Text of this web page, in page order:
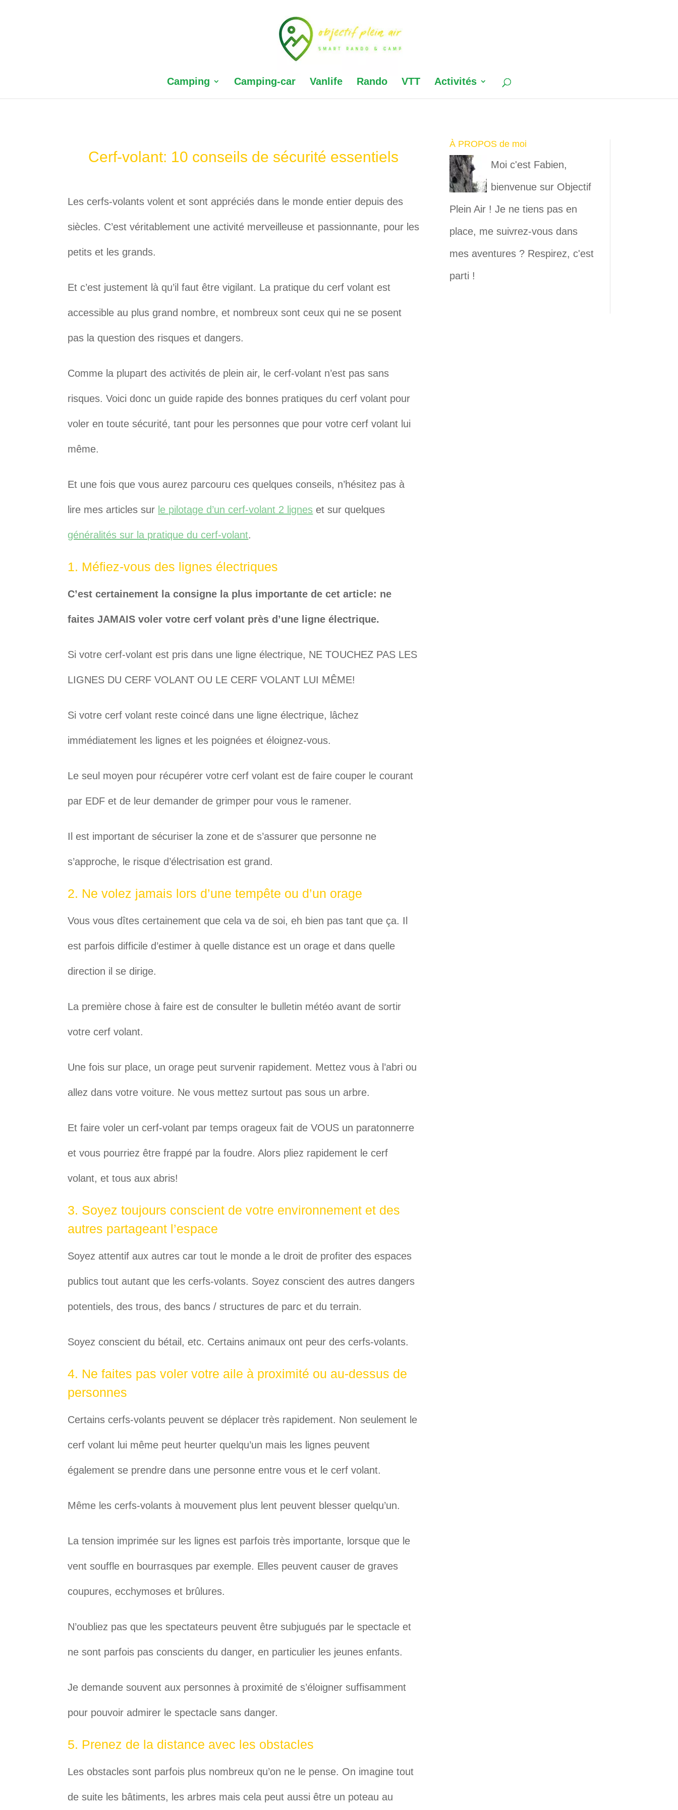
Camping Camping-car Vanlife Rando VTT Activités
Cerf-volant: 10 conseils de sécurité essentiels
Les cerfs-volants volent et sont appréciés dans le monde entier depuis des
siècles. C’est véritablement une activité merveilleuse et passionnante, pour les
petits et les grands.
Et c’est justement là qu’il faut être vigilant. La pratique du cerf volant est
accessible au plus grand nombre, et nombreux sont ceux qui ne se posent
pas la question des risques et dangers.
Comme la plupart des activités de plein air, le cerf-volant n’est pas sans
risques. Voici donc un guide rapide des bonnes pratiques du cerf volant pour
voler en toute sécurité, tant pour les personnes que pour votre cerf volant lui
même.
Et une fois que vous aurez parcouru ces quelques conseils, n’hésitez pas à
lire mes articles sur le pilotage d’un cerf-volant 2 lignes et sur quelques
généralités sur la pratique du cerf-volant.
1. Méfiez-vous des lignes électriques
C’est certainement la consigne la plus importante de cet article: ne
faites JAMAIS voler votre cerf volant près d’une ligne électrique.
Si votre cerf-volant est pris dans une ligne électrique, NE TOUCHEZ PAS LES
LIGNES DU CERF VOLANT OU LE CERF VOLANT LUI MÊME!
Si votre cerf volant reste coincé dans une ligne électrique, lâchez
immédiatement les lignes et les poignées et éloignez-vous.
Le seul moyen pour récupérer votre cerf volant est de faire couper le courant
par EDF et de leur demander de grimper pour vous le ramener.
Il est important de sécuriser la zone et de s’assurer que personne ne
s’approche, le risque d’électrisation est grand.
2. Ne volez jamais lors d’une tempête ou d’un orage
Vous vous dîtes certainement que cela va de soi, eh bien pas tant que ça. Il
est parfois difficile d’estimer à quelle distance est un orage et dans quelle
direction il se dirige.
La première chose à faire est de consulter le bulletin météo avant de sortir
votre cerf volant.
Une fois sur place, un orage peut survenir rapidement. Mettez vous à l’abri ou
allez dans votre voiture. Ne vous mettez surtout pas sous un arbre.
Et faire voler un cerf-volant par temps orageux fait de VOUS un paratonnerre
et vous pourriez être frappé par la foudre. Alors pliez rapidement le cerf
volant, et tous aux abris!
3. Soyez toujours conscient de votre environnement et des
autres partageant l’espace
Soyez attentif aux autres car tout le monde a le droit de profiter des espaces
publics tout autant que les cerfs-volants. Soyez conscient des autres dangers
potentiels, des trous, des bancs / structures de parc et du terrain.
Soyez conscient du bétail, etc. Certains animaux ont peur des cerfs-volants.
4. Ne faites pas voler votre aile à proximité ou au-dessus de
personnes
Certains cerfs-volants peuvent se déplacer très rapidement. Non seulement le
cerf volant lui même peut heurter quelqu’un mais les lignes peuvent
également se prendre dans une personne entre vous et le cerf volant.
Même les cerfs-volants à mouvement plus lent peuvent blesser quelqu’un.
La tension imprimée sur les lignes est parfois très importante, lorsque que le
vent souffle en bourrasques par exemple. Elles peuvent causer de graves
coupures, ecchymoses et brûlures.
N’oubliez pas que les spectateurs peuvent être subjugués par le spectacle et
ne sont parfois pas conscients du danger, en particulier les jeunes enfants.
Je demande souvent aux personnes à proximité de s’éloigner suffisamment
pour pouvoir admirer le spectacle sans danger.
5. Prenez de la distance avec les obstacles
Les obstacles sont parfois plus nombreux qu’on ne le pense. On imagine tout
de suite les bâtiments, les arbres mais cela peut aussi être un poteau au
À PROPOS de moi
Moi c'est Fabien,
bienvenue sur Objectif
Plein Air ! Je ne tiens pas en
place, me suivrez-vous dans
mes aventures ? Respirez, c'est
parti !